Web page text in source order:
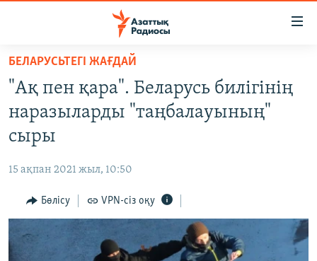
Skip
main
content
main
to
Search
ЖАҢАЛЫҚТАР
САЯСАТ
AZATTYQTV
АДАМ ҚҰҚЫҚТАРЫ
ӘЛЕУМЕТ
АРНАЙЫ ЖОБАЛАР
БЕЛАРУСЬТЕГІ ЖАҒДАЙ
"Ақ пен қара". Беларусь билігінің
наразыларды "таңбалауының"
сыры
15 ақпан 2021 жыл, 10:50
Бөлісу VPN-сіз оқу